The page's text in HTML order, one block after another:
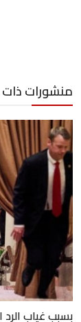
منشورات
بسبب غياب الرد